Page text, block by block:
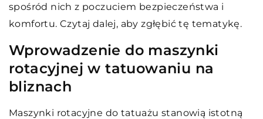
spośród nich z poczuciem bezpieczeństwa i
komfortu. Czytaj dalej, aby zgłębić tę tematykę.
Wprowadzenie do maszynki
rotacyjnej w tatuowaniu na
bliznach
Maszynki rotacyjne do tatuażu stanowią istotną